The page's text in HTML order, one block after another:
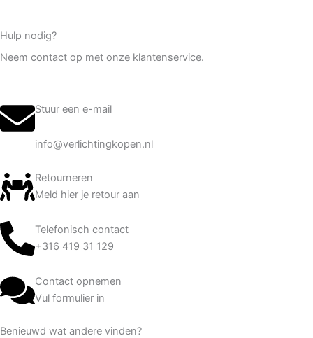
Hulp nodig?
Neem contact op met onze klantenservice.
Stuur een e-mail
info@verlichtingkopen.nl
Retourneren
Meld hier je retour aan
Telefonisch contact
+316 419 31 129
Contact opnemen
Vul formulier in
Benieuwd wat andere vinden?